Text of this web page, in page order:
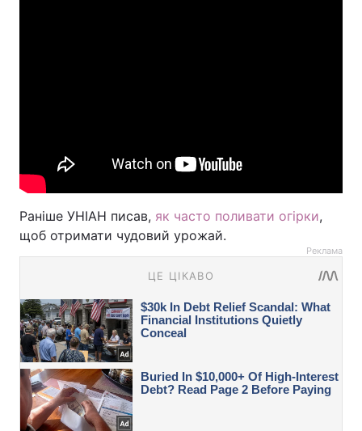
Раніше УНІАН писав, як часто поливати огірки,
щоб отримати чудовий урожай.
Реклама